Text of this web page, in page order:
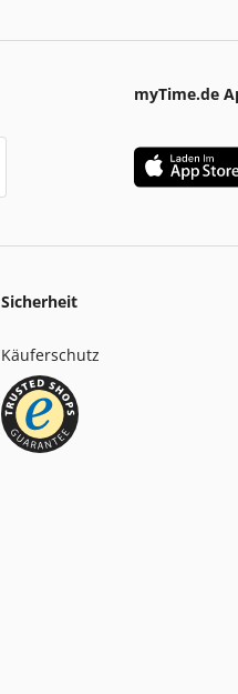
myTime.de
Sicherheit
Käuferschutz